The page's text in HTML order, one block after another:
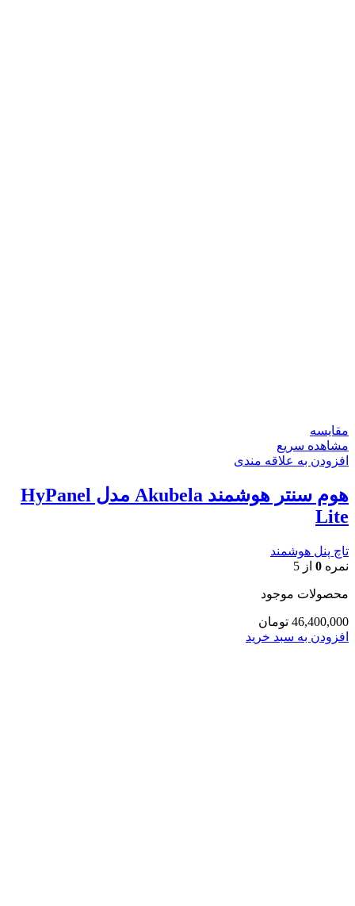
مقایسه
مشاهده سریع
افزودن به علاقه مندی
هوم سنتر هوشمند Akubela مدل HyPanel
Lite
تاچ پنل هوشمند
نمره 0 از 5
محصولات موجود
46,400,000 تومان
افزودن به سبد خرید